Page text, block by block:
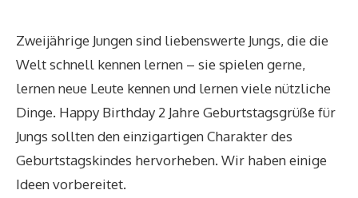
Zweijährige Jungen sind liebenswerte Jungs, die die
Welt schnell kennen lernen – sie spielen gerne,
lernen neue Leute kennen und lernen viele nützliche
Dinge. Happy Birthday 2 Jahre Geburtstagsgrüße für
Jungs sollten den einzigartigen Charakter des
Geburtstagskindes hervorheben. Wir haben einige
Ideen vorbereitet.